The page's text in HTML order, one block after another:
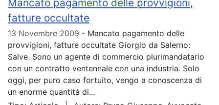
Mancato pagamento delle provvigioni,
fatture occultate
13 Novembre 2009
Mancato pagamento delle
provvigioni, fatture occultate Giorgio da Salerno:
Salve. Sono un agente di commercio plurimandatario
con un contratto ventennale con una industria. Solo
oggi, per puro caso fortuito, vengo a conoscenza di
un enorme quantità di...